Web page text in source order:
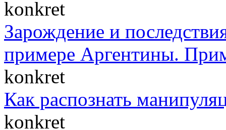
konkret
Зарождение и
примере Аргентины.
konkret
Как распознать
konkret